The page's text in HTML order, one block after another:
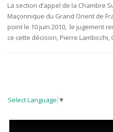
La section d’appel de la Chambre
Maçonnique du Grand Orient de
point le 10 juin 2010, le jugement
ce cette décision, Pierre
Select Language ▼